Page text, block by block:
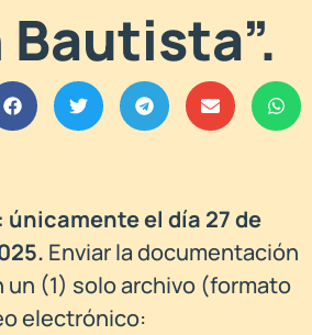
el día 27 de
Enviar la documentación
un (1) solo archivo (formato
electrónico: